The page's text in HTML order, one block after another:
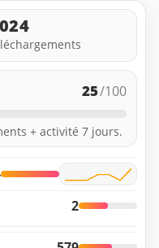
25/100
+ activité 7 jours.
2